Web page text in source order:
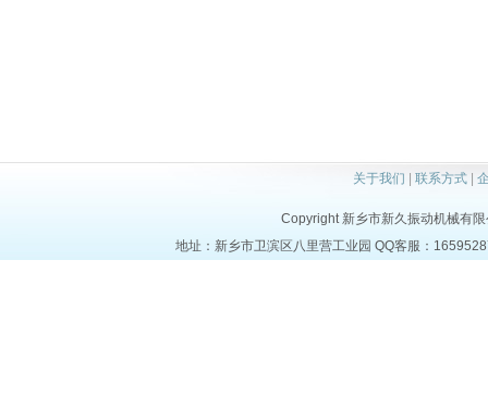
关于我们 | 联系方式|
Copyright 新乡市新久振动机械有
地址：新乡市卫滨区八里营工业园 QQ客服：